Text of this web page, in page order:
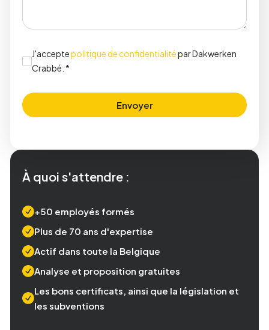
À quoi s'attendre :
Plus de 70 ans d'expertise
+50 employés formés
Actif dans toute la Belgique
Analyse et proposition gratuites
Les bons certificats, ainsi que la législation et
les subventions
J'acceptepolitique de confidentialitépar Dakwerken
Crabbé. *